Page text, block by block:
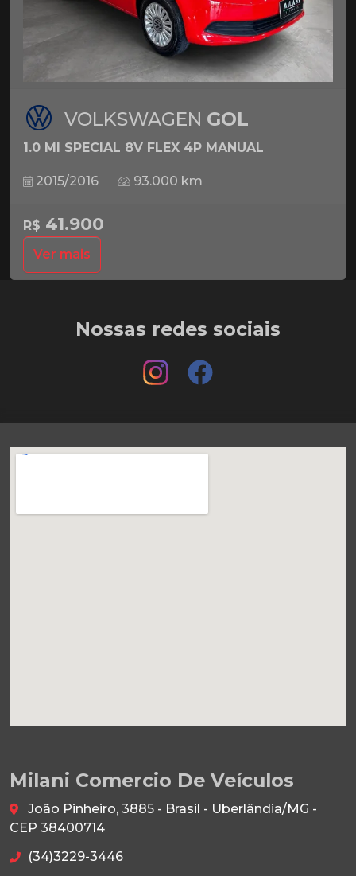
VOLKSWAGEN GOL
1.0 MI SPECIAL 8V FLEX 4P MANUAL
2015/2016 93.000 km
R$ 41.900
Ver mais
Nossas redes sociais
Milani Comercio De Veículos
João Pinheiro, 3885 - Brasil - Uberlândia/MG -
CEP 38400714
(34)3229-3446